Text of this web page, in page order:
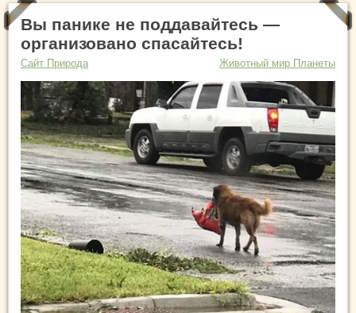
Вы панике не поддавайтесь —
организовано спасайтесь!
Сайт Природа Животный мир Планеты